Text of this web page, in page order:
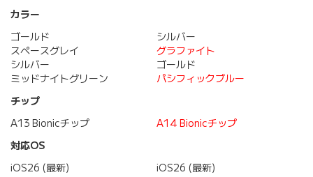
カラー
ゴールド
スペースグレイ
シルバー
ミッドナイトグリーン
シルバー
グラファイト
ゴールド
パシフィックブルー
チップ
A13 Bionicチップ
A14 Bionicチップ
対応OS
iOS26 (最新)
iOS26 (最新)